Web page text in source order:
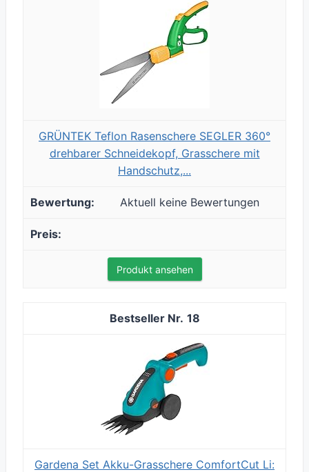
GRÜNTEK Teflon Rasenschere SEGLER 360°
drehbarer Schneidekopf, Grasschere mit
Handschutz,...
Aktuell keine Bewertungen
Produkt ansehen
18
Gardena Set Akku-Grasschere ComfortCut Li: